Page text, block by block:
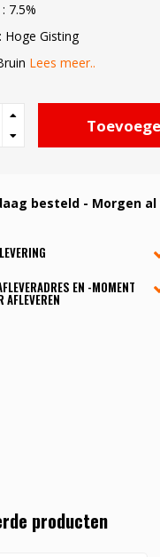
7.5%
Hoge Gisting
Lees meer..
besteld - Morgen
EN -MOMENT
AFLEVEREN
producten